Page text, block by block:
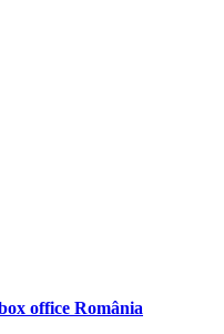
office România